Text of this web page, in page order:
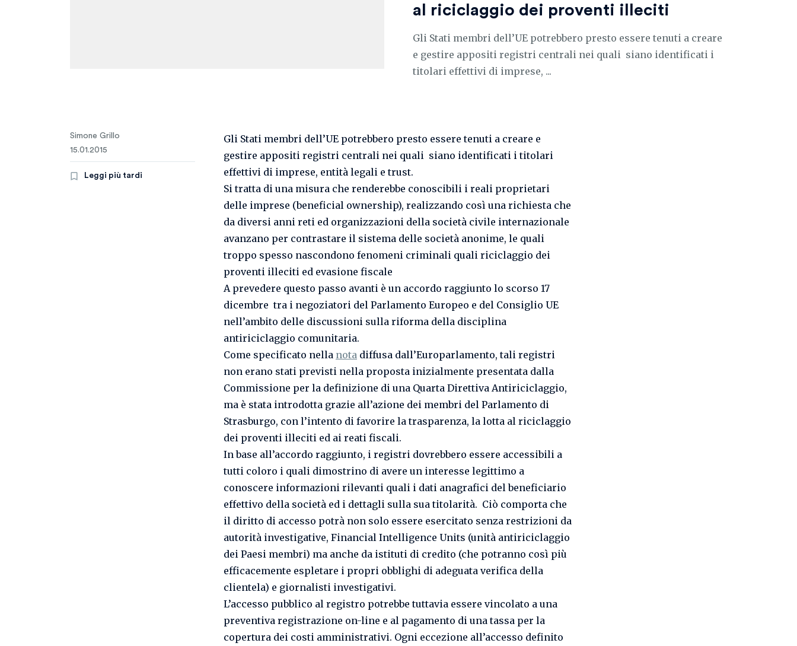
al riciclaggio dei proventi illeciti
Gli Stati membri dell’UE potrebbero presto essere tenuti a creare
e gestire appositi registri centrali nei quali siano identificati i
titolari effettivi di imprese, ...
Simone Grillo
15.01.2015
Leggi più tardi
Gli Stati membri dell’UE potrebbero presto essere tenuti a creare e
gestire appositi registri centrali nei quali siano identificati i titolari
effettivi di imprese, entità legali e trust.
Si tratta di una misura che renderebbe conoscibili i reali proprietari
delle imprese (beneficial ownership), realizzando così una richiesta che
da diversi anni reti ed organizzazioni della società civile internazionale
avanzano per contrastare il sistema delle società anonime, le quali
troppo spesso nascondono fenomeni criminali quali riciclaggio dei
proventi illeciti ed evasione fiscale
A prevedere questo passo avanti è un accordo raggiunto lo scorso 17
dicembre tra i negoziatori del Parlamento Europeo e del Consiglio UE
nell’ambito delle discussioni sulla riforma della disciplina
antiriciclaggio comunitaria.
Come specificato nella nota diffusa dall’Europarlamento, tali registri
non erano stati previsti nella proposta inizialmente presentata dalla
Commissione per la definizione di una Quarta Direttiva Antiriciclaggio,
ma è stata introdotta grazie all’azione dei membri del Parlamento di
Strasburgo, con l’intento di favorire la trasparenza, la lotta al riciclaggio
dei proventi illeciti ed ai reati fiscali.
In base all’accordo raggiunto, i registri dovrebbero essere accessibili a
tutti coloro i quali dimostrino di avere un interesse legittimo a
conoscere informazioni rilevanti quali i dati anagrafici del beneficiario
effettivo della società ed i dettagli sulla sua titolarità. Ciò comporta che
il diritto di accesso potrà non solo essere esercitato senza restrizioni da
autorità investigative, Financial Intelligence Units (unità antiriciclaggio
dei Paesi membri) ma anche da istituti di credito (che potranno così più
efficacemente espletare i propri obblighi di adeguata verifica della
clientela) e giornalisti investigativi.
L’accesso pubblico al registro potrebbe tuttavia essere vincolato a una
preventiva registrazione on-line e al pagamento di una tassa per la
copertura dei costi amministrativi. Ogni eccezione all’accesso definito